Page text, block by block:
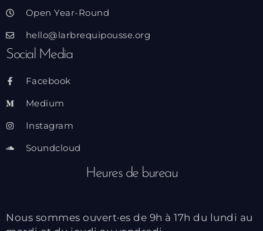
Open Year-Round
hello@larbrequipousse.org
Social Media
Facebook
Medium
Instagram
Soundcloud
Heures de bureau
Nous sommes ouvert·es de 9h à 17h du lundi au